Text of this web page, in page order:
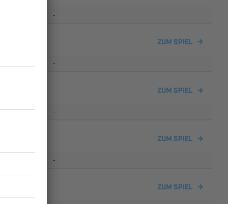
-
ZUM SPIEL
-
ZUM SPIEL
-
ZUM SPIEL
-
ZUM SPIEL